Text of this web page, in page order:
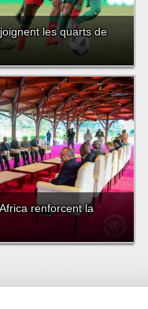
les quarts de
renforcent la